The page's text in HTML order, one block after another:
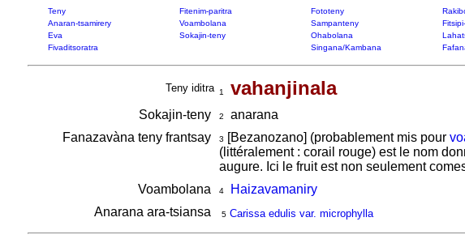
Teny Fitenim-paritra Fototeny
Anaran-tsamirery
Voambolana Sampanteny
Eva
Sokajin-teny Ohabolana
Fivaditsoratra
Singana/Kambana
Teny iditra 1 vahanjinala
Sokajin-teny 2
anarana
Fanazavàna teny frantsay
3 [Bezanozano] (probablement mis pour
(littéralement : corail rouge) est le nom
augure. Ici le fruit est non seulement
Voambolana 4
Haizavamaniry
Anarana ara-tsiansa
5 Carissa edulis var. microphylla